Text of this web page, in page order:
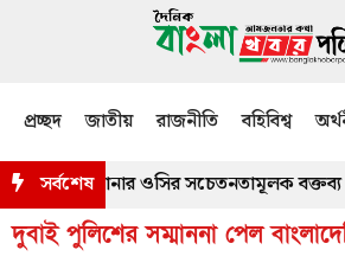
প্রচ্ছদ জাতীয় রাজনীতি বহিবিশ্ব
সর্বশেষ
থানার ওসির সচেতনতামূলক বক্তব্য
দুবাই পুলিশের সম্মাননা পেল